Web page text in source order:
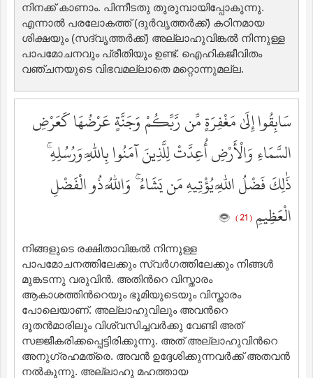
നിനക്ക് കാണാം. പിന്നീടതു തുരുമ്പായിപ്പോകുന്നു.
എന്നാല്‍ പരലോകത്ത് (ദുര്‍വൃത്തര്‍ക്ക്‌) കഠിനമായ
ശിക്ഷയും (സദ്‌വൃത്തര്‍ക്ക്‌) അല്ലാഹുവിങ്കല്‍ നിന്നുള്ള
പാപമോചനവും പ്രീതിയും ഉണ്ട്‌. ഐഹികജീവിതം
വഞ്ചനയുടെ വിഭവമല്ലാതെ മറ്റൊന്നുമല്ല.
سَابِقُوا إِلَىٰ مَغْفِرَةٍ مِّن رَّبِّكُمْ وَجَنَّةٍ عَرْضُهَا كَعَرْضِ
السَّمَاءِ وَالْأَرْضِ أُعِدَّتْ لِلَّذِينَ آمَنُوا بِاللَّهِ وَرُسُلِهِ ۚ
ذَٰلِكَ فَضْلُ اللَّهِ يُؤْتِيهِ مَن يَشَاءُ ۚ وَاللَّهُ ذُو الْفَضْلِ
الْعَظِيمِ ( 21 )
നിങ്ങളുടെ രക്ഷിതാവിങ്കല്‍ നിന്നുള്ള
പാപമോചനത്തിലേക്കും സ്വര്‍ഗത്തിലേക്കും നിങ്ങള്‍
മുങ്കടന്നു വരുവിന്‍. അതിന്‍റെ വിസ്താരം
ആകാശത്തിന്‍റെയും ഭൂമിയുടെയും വിസ്താരം
പോലെയാണ്‌. അല്ലാഹുവിലും അവന്‍റെ
ദൂതന്‍മാരിലും വിശ്വസിച്ചവര്‍ക്കു വേണ്ടി അത്
സജ്ജീകരിക്കപ്പെട്ടിരിക്കുന്നു. അത് അല്ലാഹുവിന്‍റെ
അനുഗ്രഹമത്രെ. അവന്‍ ഉദ്ദേശിക്കുന്നവര്‍ക്ക് അതവന്‍
നല്‍കുന്നു. അല്ലാഹു മഹത്തായ